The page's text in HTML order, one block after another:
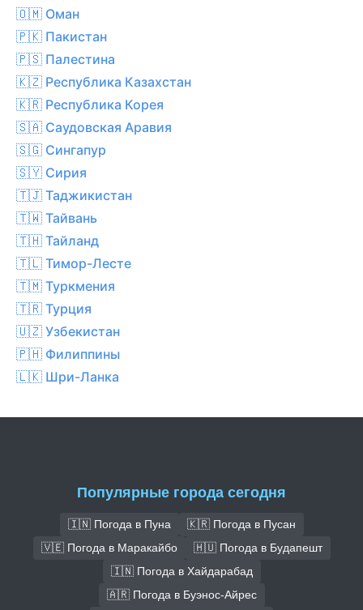
🇴🇲 Оман
🇵🇰 Пакистан
🇵🇸 Палестина
🇰🇿 Республика Казахстан
🇰🇷 Республика Корея
🇸🇦 Саудовская Аравия
🇸🇬 Сингапур
🇸🇾 Сирия
🇹🇯 Таджикистан
🇹🇼 Тайвань
🇹🇭 Тайланд
🇹🇱 Тимор-Лесте
🇹🇲 Туркмения
🇹🇷 Турция
🇺🇿 Узбекистан
🇵🇭 Филиппины
🇱🇰 Шри-Ланка
Популярные города сегодня
🇮🇳 Погода в Пуна
🇰🇷 Погода в Пусан
🇻🇪 Погода в Маракайбо
🇭🇺 Погода в Будапешт
🇮🇳 Погода в Хайдарабад
🇦🇷 Погода в Буэнос-Айрес